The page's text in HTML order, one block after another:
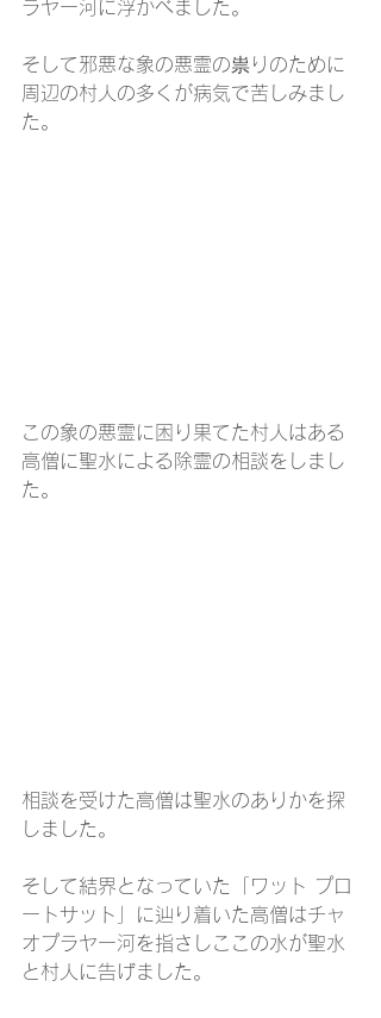
ラヤー河に浮かべました。
そして邪悪な象の悪霊の祟りのために
周辺の村人の多くが病気で苦しみまし
た。
この象の悪霊に困り果てた村人はある
高僧に聖水による除霊の相談をしまし
た。
相談を受けた高僧は聖水のありかを探
しました。
そして結界となっていた「ワット プロ
ートサット」に辿り着いた高僧はチャ
オプラヤー河を指さしここの水が聖水
と村人に告げました。